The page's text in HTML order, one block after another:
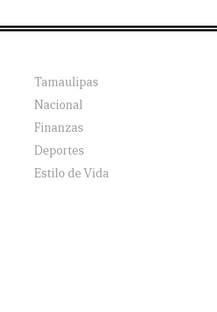
Tamaulipas
Nacional
Finanzas
Deportes
Estilo de Vida